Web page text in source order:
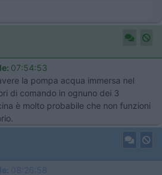
07:54:53
la pompa acqua immersa nel
di comando in ognuno dei 3
è molto probabile che non funzioni
08:26:58